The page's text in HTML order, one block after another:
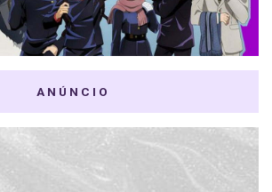
ANÚNCIO